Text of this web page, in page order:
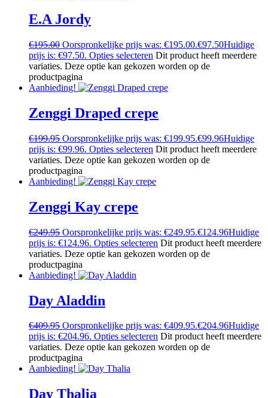
E.A Jordy
€195.00 Oorspronkelijke prijs was: €195.00.€97.50Huidige
prijs is: €97.50. Opties selecteren Dit product heeft meerdere
variaties. Deze optie kan gekozen worden op de
productpagina
Aanbieding!
Zenggi Draped crepe
€199.95 Oorspronkelijke prijs was: €199.95.€99.96Huidige
prijs is: €99.96. Opties selecteren Dit product heeft meerdere
variaties. Deze optie kan gekozen worden op de
productpagina
Aanbieding!
Zenggi Kay crepe
€249.95 Oorspronkelijke prijs was: €249.95.€124.96Huidige
prijs is: €124.96. Opties selecteren Dit product heeft meerdere
variaties. Deze optie kan gekozen worden op de
productpagina
Aanbieding!
Day Aladdin
€409.95 Oorspronkelijke prijs was: €409.95.€204.96Huidige
prijs is: €204.96. Opties selecteren Dit product heeft meerdere
variaties. Deze optie kan gekozen worden op de
productpagina
Aanbieding!
Day Thalia